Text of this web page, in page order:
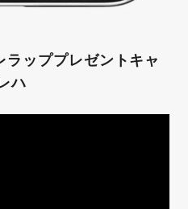
ラッププレゼントキャ
ハ